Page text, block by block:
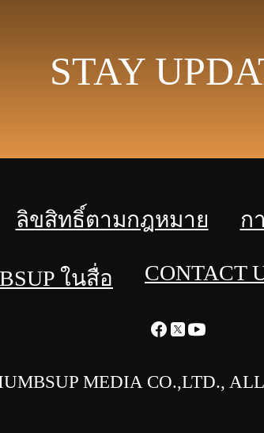
STAY
ลิขสิทธิ์ตามกฎหมาย ก
ในสื่อ CONTACT
MEDIA CO.,LTD.,